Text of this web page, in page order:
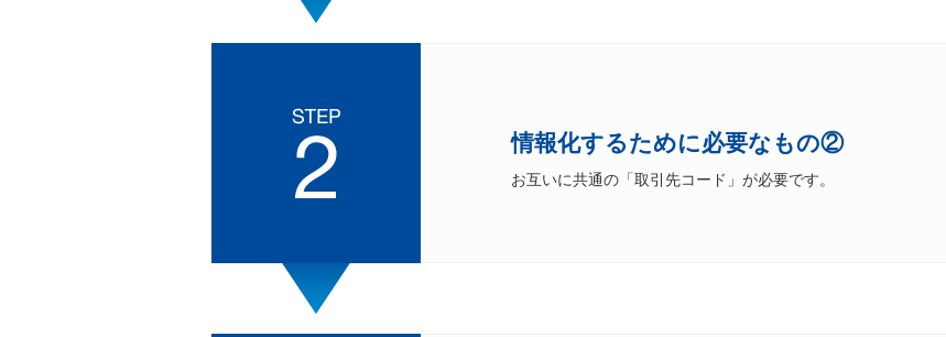
情報化するために必要なもの②
お互いに共通の「取引先コード」が必要です。